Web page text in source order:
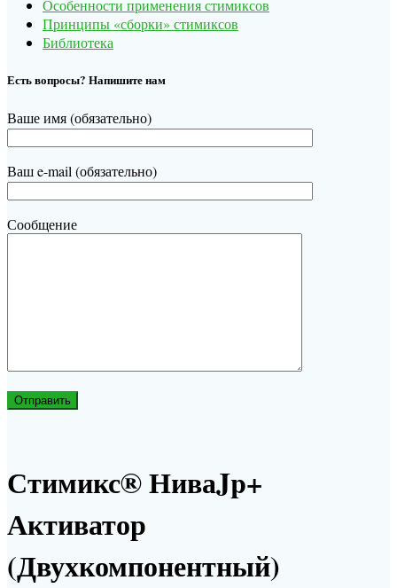
Особенности применения стимиксов
Принципы «сборки» стимиксов
Библиотека
Есть вопросы? Напишите нам
Ваше имя (обязательно)
Ваш e-mail (обязательно)
Сообщение
Стимикс® НиваJp+
Активатор
(Двухкомпонентный)